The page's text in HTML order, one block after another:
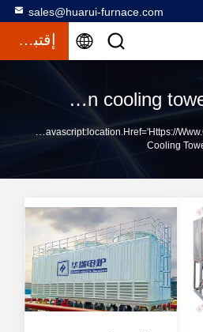
sales@huarui-furnace.com
إقتباس
Keywords [ open cooling tower ] Match 8 المنتجات
Cooling